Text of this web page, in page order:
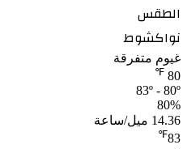
الطقس
نواكشوط
غيوم متفرقة
80
℉
83º - 80º
80%
14.36 ميل/ساعة
83
℉